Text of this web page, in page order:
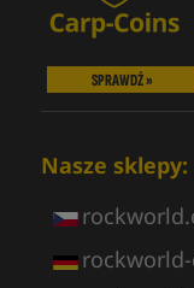
SPRAWDŹ »
Nasze sklepy: